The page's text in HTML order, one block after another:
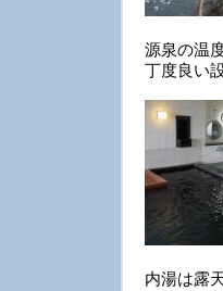
源泉の温
丁度良い
内湯は露